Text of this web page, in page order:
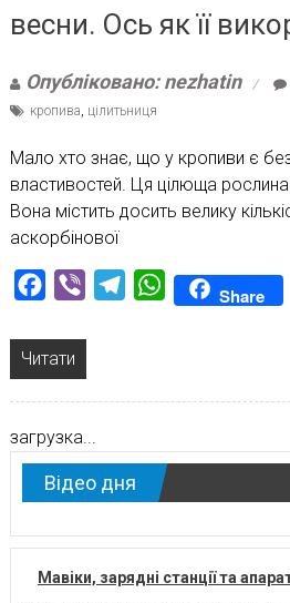
весни. Ось як її
Опубліковано: nezhatin
кропива, цілитьниця
Мало хто знає, що у кропиви є
властивостей. Ця цілюща рослина
Вона містить досить велику
аскорбінової
Facebook
Viber TelegramWhatsAppShare
Читати
загрузка...
Відео дня
Мавіки, зарядні станції та